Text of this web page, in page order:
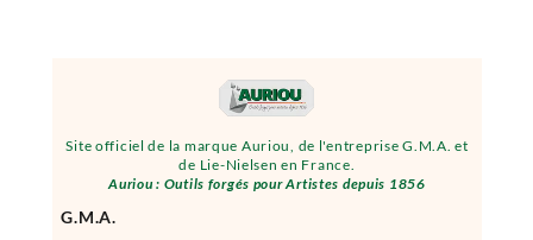
Site officiel de la marque Auriou, de l'entreprise G.M.A. et
de Lie-Nielsen en France.
Auriou : Outils forgés pour Artistes depuis 1856
G.M.A.